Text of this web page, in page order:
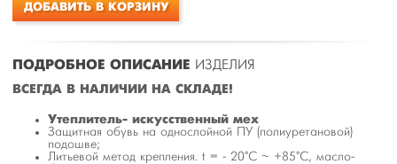
ДОБАВИТЬ В КОРЗИНУ
ПОДРОБНОЕ ОПИСАНИЕ ИЗДЕЛИЯ
ВСЕГДА В НАЛИЧИИ НА СКЛАДЕ!
Утеплитель- искусственный мех
Защитная обувь на однослойной ПУ (полиуретановой)
подошве;
Литьевой метод крепления. t = - 20°С ~ +85°С, масло-